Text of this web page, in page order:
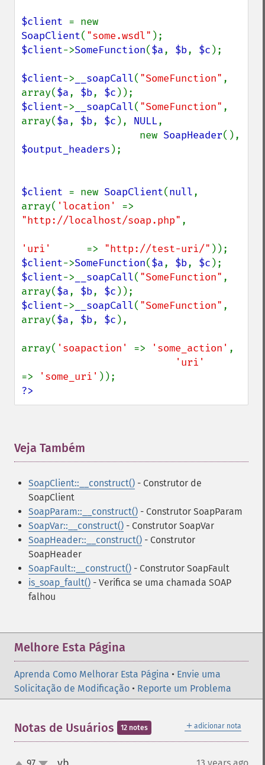
$client
SoapClient( "some.wsdl"
$client->SomeFunction($a, $b, $c );
$client-> __soapCall( "SomeFunction" ,
array($a, $b, $c
$client-> __soapCall( "SomeFunction" ,
array($a, $b, $c ), NULL,
                    new
SoapHeader
$output_headers );
$client = new SoapClient(null,
array( 'location'
"http://localhost/soap.php" ,
'uri' => "http://test-uri/"
$client->SomeFunction($a, $b, $c
$client-> __soapCall( "SomeFunction" ,
array($a, $b, $c
$client-> __soapCall( "SomeFunction" ,
array($a, $b, $c ),
array( 'soapaction' => 'some_action' ,
=>
'some_uri'
?>
Veja Também
SoapClient::__construct() - Construtor de
SoapClient
SoapParam::__construct() - Construtor SoapParam
SoapVar::__construct() - Construtor SoapVar
SoapHeader::__construct() - Construtor
SoapHeader
SoapFault::__construct() - Construtor SoapFault
is_soap_fault() - Verifica se uma chamada SOAP
falhou
Melhore Esta Página
Aprenda Como Melhorar Esta Página • Envie uma
Solicitação de Modificação • Reporte um Problema
＋ adicionar nota
Notas de Usuários 12 notes